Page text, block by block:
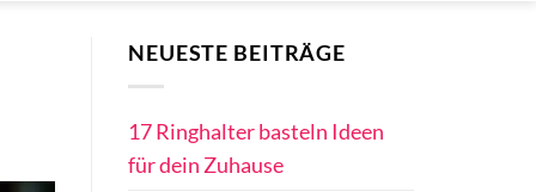
NEUESTE BEITRÄGE
17 Ringhalter basteln Ideen
für dein Zuhause